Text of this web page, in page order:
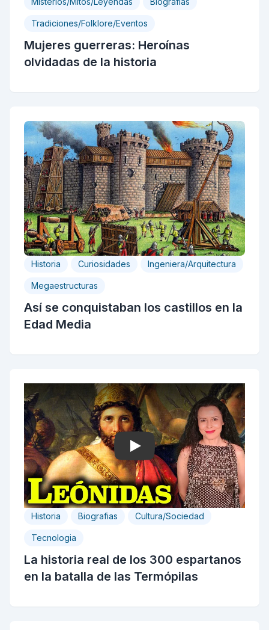
Tradiciones/Folklore/Eventos
Mujeres guerreras: Heroínas
olvidadas de la historia
Historia Curiosidades Ingeniera/Arquitectura
Megaestructuras
Así se conquistaban los castillos en la
Edad Media
Play
Historia Biografias Cultura/Sociedad
Tecnologia
La historia real de los 300 espartanos
en la batalla de las Termópilas